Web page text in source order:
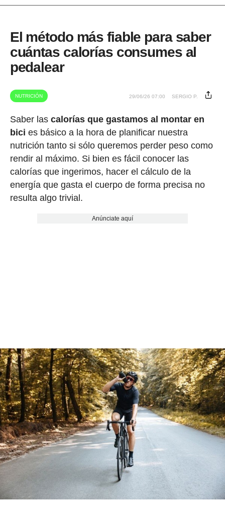
El método más fiable para saber
cuántas calorías consumes al
pedalear
NUTRICIÓN 29/06/26 07:00 SERGIO P.
Saber las calorías que gastamos al montar en
bici es básico a la hora de planificar nuestra
nutrición tanto si sólo queremos perder peso como
rendir al máximo. Si bien es fácil conocer las
calorías que ingerimos, hacer el cálculo de la
energía que gasta el cuerpo de forma precisa no
resulta algo trivial.
Anúnciate aquí